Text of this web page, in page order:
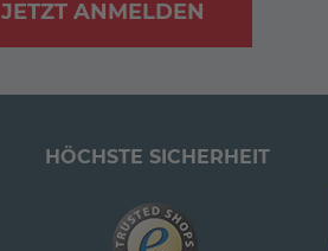
JETZT ANMELDEN
HÖCHSTE SICHERHEIT